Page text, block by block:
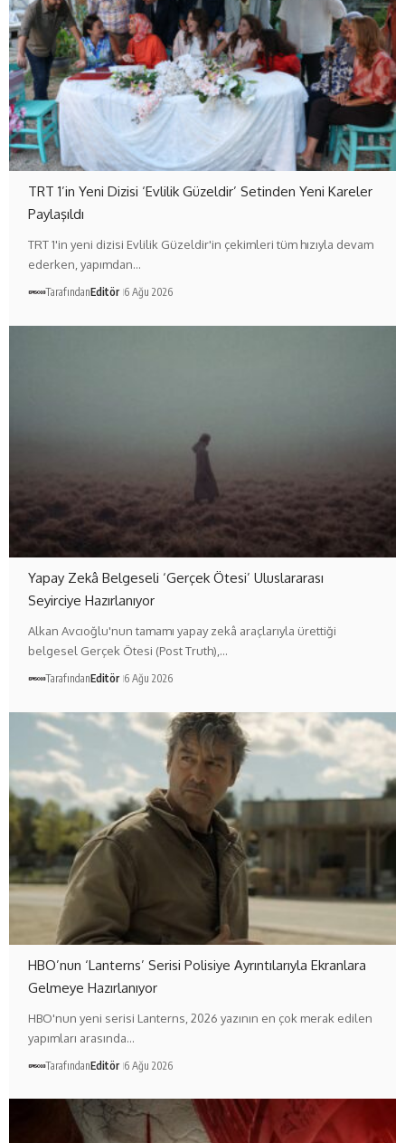
TRT 1’in Yeni Dizisi ‘Evlilik Güzeldir’ Setinden Yeni Kareler
Paylaşıldı
TRT 1'in yeni dizisi Evlilik Güzeldir'in çekimleri tüm hızıyla devam
ederken, yapımdan…
TarafındanEditör 6 Ağu 2026
Yapay Zekâ Belgeseli ‘Gerçek Ötesi’ Uluslararası
Seyirciye Hazırlanıyor
Alkan Avcıoğlu'nun tamamı yapay zekâ araçlarıyla ürettiği
belgesel Gerçek Ötesi (Post Truth),…
TarafındanEditör 6 Ağu 2026
HBO’nun ‘Lanterns’ Serisi Polisiye Ayrıntılarıyla Ekranlara
Gelmeye Hazırlanıyor
HBO'nun yeni serisi Lanterns, 2026 yazının en çok merak edilen
yapımları arasında…
TarafındanEditör 6 Ağu 2026